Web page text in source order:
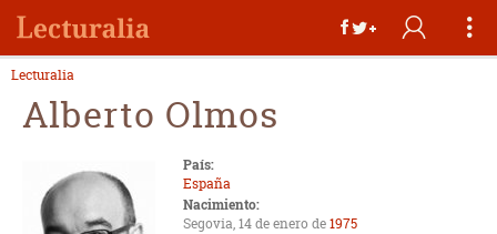
Lecturalia
Alberto Olmos
País:
España
Nacimiento:
Segovia, 14 de enero de1975